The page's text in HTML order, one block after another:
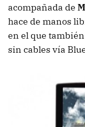
acompañada de
hace de manos
en el que
sin cables vía